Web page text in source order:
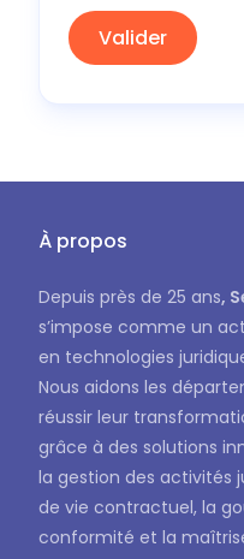
À propos
Depuis près de 25 ans,
s’impose comme un
en technologies
Nous aidons les
réussir leur
grâce à des solutions
la gestion des activités
de vie contractuel, la
conformité et la